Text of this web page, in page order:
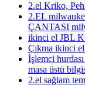
2.el Kriko,
2.EL
ÇANTASI
ikinci el JBL
Çıkma ikinci
İşlemci
masa üstü
2.el sağlam